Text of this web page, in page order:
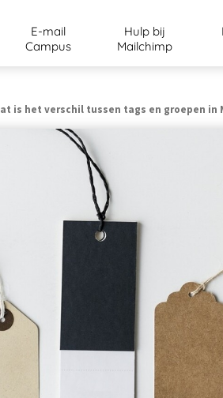
E-mail
Campus
Hulp bij
Mailchimp
is het verschil tussen tags en groepen in